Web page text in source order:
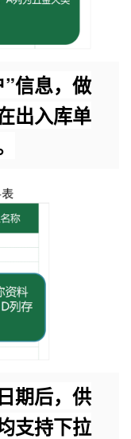
信息，做
出入库单
期后，供
支持下拉